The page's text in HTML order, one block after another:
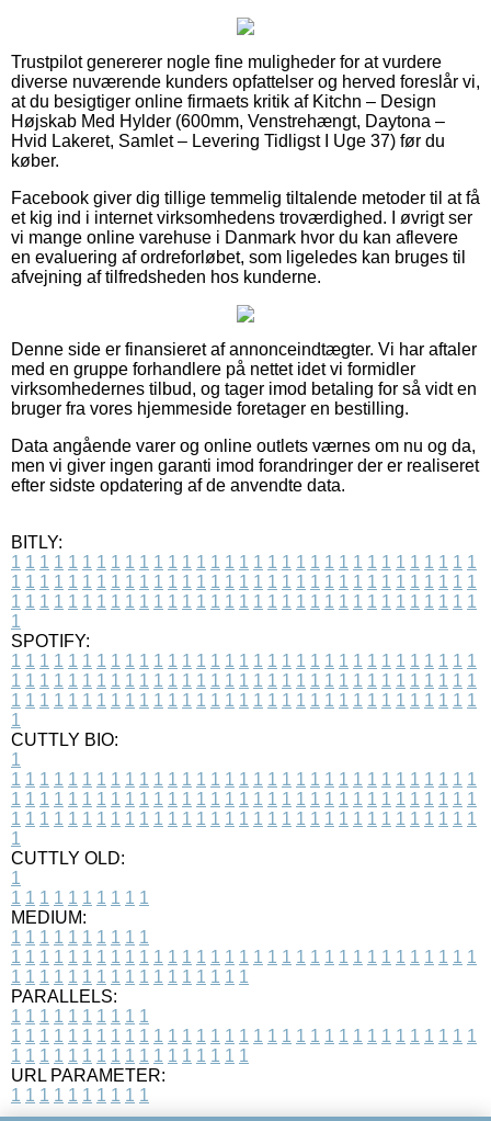
Trustpilot genererer nogle fine muligheder for at vurdere
diverse nuværende kunders opfattelser og herved foreslår vi,
at du besigtiger online firmaets kritik af Kitchn – Design
Højskab Med Hylder (600mm, Venstrehængt, Daytona –
Hvid Lakeret, Samlet – Levering Tidligst I Uge 37) før du
køber.
Facebook giver dig tillige temmelig tiltalende metoder til at få
et kig ind i internet virksomhedens troværdighed. I øvrigt ser
vi mange online varehuse i Danmark hvor du kan aflevere
en evaluering af ordreforløbet, som ligeledes kan bruges til
afvejning af tilfredsheden hos kunderne.
Denne side er finansieret af annonceindtægter. Vi har aftaler
med en gruppe forhandlere på nettet idet vi formidler
virksomhedernes tilbud, og tager imod betaling for så vidt en
bruger fra vores hjemmeside foretager en bestilling.
Data angående varer og online outlets værnes om nu og da,
men vi giver ingen garanti imod forandringer der er realiseret
efter sidste opdatering af de anvendte data.
BITLY:
1 1 1 1 1 1 1 1 1 1 1 1 1 1 1 1 1 1 1 1 1 1 1 1 1 1 1 1 1 1 1 1 1
1 1 1 1 1 1 1 1 1 1 1 1 1 1 1 1 1 1 1 1 1 1 1 1 1 1 1 1 1 1 1 1 1
1 1 1 1 1 1 1 1 1 1 1 1 1 1 1 1 1 1 1 1 1 1 1 1 1 1 1 1 1 1 1 1 1
1
SPOTIFY:
1 1 1 1 1 1 1 1 1 1 1 1 1 1 1 1 1 1 1 1 1 1 1 1 1 1 1 1 1 1 1 1 1
1 1 1 1 1 1 1 1 1 1 1 1 1 1 1 1 1 1 1 1 1 1 1 1 1 1 1 1 1 1 1 1 1
1 1 1 1 1 1 1 1 1 1 1 1 1 1 1 1 1 1 1 1 1 1 1 1 1 1 1 1 1 1 1 1 1
1
CUTTLY BIO:
1
1 1 1 1 1 1 1 1 1 1 1 1 1 1 1 1 1 1 1 1 1 1 1 1 1 1 1 1 1 1 1 1 1
1 1 1 1 1 1 1 1 1 1 1 1 1 1 1 1 1 1 1 1 1 1 1 1 1 1 1 1 1 1 1 1 1
1 1 1 1 1 1 1 1 1 1 1 1 1 1 1 1 1 1 1 1 1 1 1 1 1 1 1 1 1 1 1 1 1
1
CUTTLY OLD:
1
1 1 1 1 1 1 1 1 1 1
MEDIUM:
1 1 1 1 1 1 1 1 1 1
1 1 1 1 1 1 1 1 1 1 1 1 1 1 1 1 1 1 1 1 1 1 1 1 1 1 1 1 1 1 1 1 1
1 1 1 1 1 1 1 1 1 1 1 1 1 1 1 1 1
PARALLELS:
1 1 1 1 1 1 1 1 1 1
1 1 1 1 1 1 1 1 1 1 1 1 1 1 1 1 1 1 1 1 1 1 1 1 1 1 1 1 1 1 1 1 1
1 1 1 1 1 1 1 1 1 1 1 1 1 1 1 1 1
URL PARAMETER:
1 1 1 1 1 1 1 1 1 1